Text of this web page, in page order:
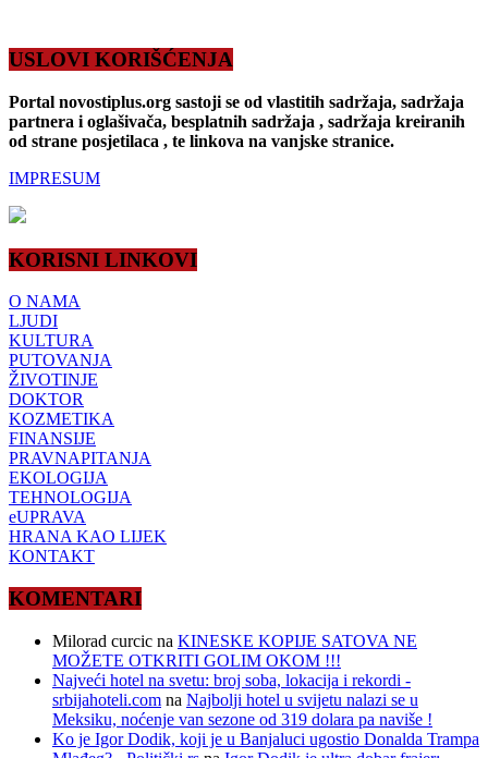
USLOVI KORIŠĆENJA
Portal novostiplus.org sastoji se od vlastitih sadržaja, sadržaja
partnera i oglašivača, besplatnih sadržaja , sadržaja kreiranih
od strane posjetilaca , te linkova na vanjske stranice.
IMPRESUM
KORISNI LINKOVI
O NAMA
LJUDI
KULTURA
PUTOVANJA
ŽIVOTINJE
DOKTOR
KOZMETIKA
FINANSIJE
PRAVNAPITANJA
EKOLOGIJA
TEHNOLOGIJA
eUPRAVA
HRANA KAO LIJEK
KONTAKT
KOMENTARI
Milorad curcic na KINESKE KOPIJE SATOVA NE
MOŽETE OTKRITI GOLIM OKOM !!!
Najveći hotel na svetu: broj soba, lokacija i rekordi -
srbijahoteli.com na Najbolji hotel u svijetu nalazi se u
Meksiku, noćenje van sezone od 319 dolara pa naviše !
Ko je Igor Dodik, koji je u Banjaluci ugostio Donalda Trampa